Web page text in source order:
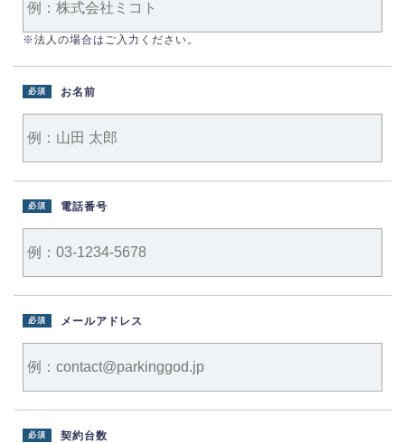
※法人の場合はご入力ください。
お名前
必須
電話番号
必須
メールアドレス
必須
契約台数
必須